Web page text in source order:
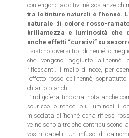
contengono additivi né sostanze
tra le tinture naturali è l’hennè.
naturale di colore rosso-
brillantezza e luminosità che
anche effetti “curativi” su
Esistono diversi tipi di henné, o
che vengono aggiunte
riflessanti. Il mallo di noce, per
l’effetto rosso dell’hennè,
chiari o bianchi.
L’Indigofera tinctoria, nota anche
scurisce e rende più luminosi i
miscelata all’hennè dona riflessi
ve ne sono altre che contribuiscono
vostri capelli. Un infuso di